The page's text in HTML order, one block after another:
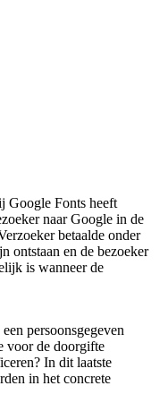
Google Fonts heeft
naar Google in de
betaalde onder
ontstaan en de bezoeker
is wanneer de
persoonsgegeven
voor de doorgifte
In dit laatste
in het concrete